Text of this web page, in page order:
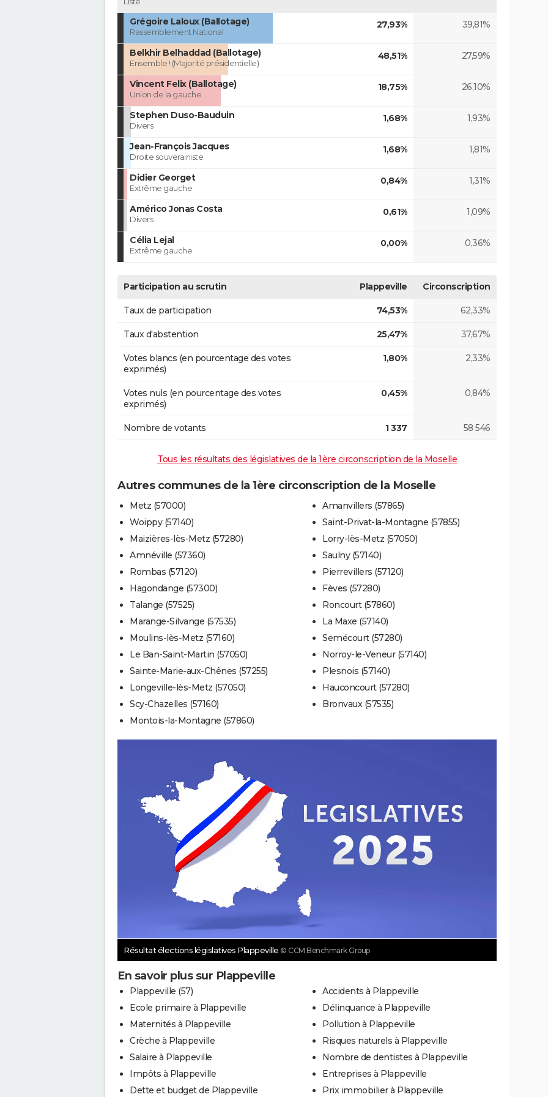
Grégoire Laloux (Ballotage)
Rassemblement National
27,93% 39,81%
Belkhir Belhaddad (Ballotage)
Ensemble ! (Majorité présidentielle)
48,51% 27,59%
Vincent Felix (Ballotage)
Union de la gauche
18,75% 26,10%
Stephen Duso-Bauduin
Divers
1,68% 1,93%
Jean-François Jacques
Droite souverainiste
1,68% 1,81%
Didier Georget
Extrême gauche
0,84% 1,31%
Américo Jonas Costa
Divers
0,61% 1,09%
Célia Lejal
Extrême gauche
0,00% 0,36%
Participation au scrutin Plappeville Circonscription
Taux de participation 74,53% 62,33%
Taux d'abstention 25,47% 37,67%
Votes blancs (en pourcentage des votes
exprimés)
1,80% 2,33%
Votes nuls (en pourcentage des votes
exprimés)
0,45% 0,84%
Nombre de votants 1 337 58 546
Tous les résultats des législatives de la 1ère circonscription de la Moselle
Autres communes de la 1ère circonscription de la Moselle
Metz (57000)
Woippy (57140)
Maizières-lès-Metz (57280)
Amnéville (57360)
Rombas (57120)
Hagondange (57300)
Talange (57525)
Marange-Silvange (57535)
Moulins-lès-Metz (57160)
Le Ban-Saint-Martin (57050)
Sainte-Marie-aux-Chênes (57255)
Longeville-lès-Metz (57050)
Scy-Chazelles (57160)
Montois-la-Montagne (57860)
Amanvillers (57865)
Saint-Privat-la-Montagne (57855)
Lorry-lès-Metz (57050)
Saulny (57140)
Pierrevillers (57120)
Fèves (57280)
Roncourt (57860)
La Maxe (57140)
Semécourt (57280)
Norroy-le-Veneur (57140)
Plesnois (57140)
Hauconcourt (57280)
Bronvaux (57535)
Résultat élections législatives Plappeville © CCM Benchmark Group
En savoir plus sur Plappeville
Plappeville (57)
Ecole primaire à Plappeville
Maternités à Plappeville
Crèche à Plappeville
Salaire à Plappeville
Impôts à Plappeville
Dette et budget de Plappeville
Accidents à Plappeville
Délinquance à Plappeville
Pollution à Plappeville
Risques naturels à Plappeville
Nombre de dentistes à Plappeville
Entreprises à Plappeville
Prix immobilier à Plappeville